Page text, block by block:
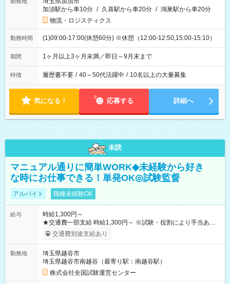
加須駅から車10分 / 久喜駅から車20分 / 鴻巣駅から車20分
物流・ロジスティクス
勤務時間 (1)09:00-17:00(休憩60分) ※休憩（12:00-12:50,15:00-15:10）
期間 1ヶ月以上3ヶ月未満／即日～9月末まで
特徴 履歴書不要 / 40～50代活躍中 / 10名以上の大量募集
気になる！ 応募する 詳細へ
未読
マニュアル通りに簡単WORK◆未経験から好き
な時にお仕事できる！単発OK◎試験監督
アルバイト 職種未経験OK
給与
時給1,300円～
★交通費一部支給 時給1,300円～ ※試験・役割により手当あり
※勤務回数により昇給あり 【即給（前払い）オプションあ
り！】 希望される場合、勤務から1週間ほどで給与の一部を受け
例】 ・河合塾模擬試験 8:30～17:30（休憩1時間） 時給1,300円
×8時間＝日収10,400円＋交通費 ※当日の役割により時給＋100
円の場合あり ・国家試験 7:00～13:30（休憩なし） 時給1,300
円（役割手当＋100円）×6時間＝日収8,400円＋交通費 【試用期
交通費別途支給あり
勤務地
埼玉県越谷市
埼玉県越谷市南越谷（最寄り駅：南越谷駅）
株式会社全国試験運営センター